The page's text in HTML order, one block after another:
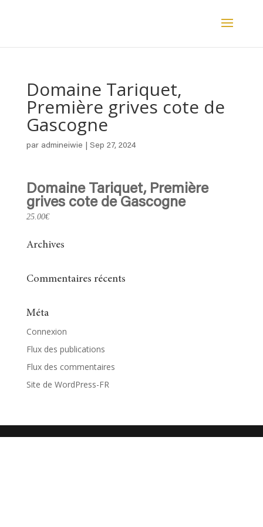
Domaine Tariquet,
Première grives cote de
Gascogne
par admineiwie Sep 27, 2024
Domaine Tariquet, Première
grives cote de Gascogne
25.00€
Archives
Commentaires récents
Méta
Connexion
Flux des publications
Flux des commentaires
Site de WordPress-FR